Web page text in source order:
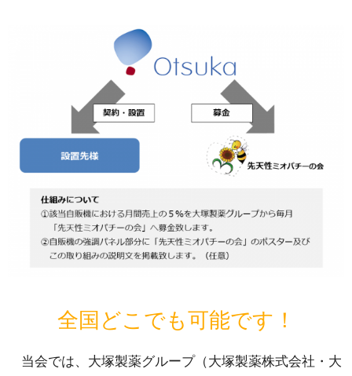
全国どこでも可能です！
当会では、大塚製薬グループ（大塚製薬株式会社・大